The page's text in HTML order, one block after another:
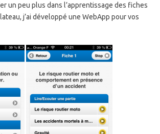
un peu plus dans l’apprentissage des fiches
j’ai développé une WebApp pour vos